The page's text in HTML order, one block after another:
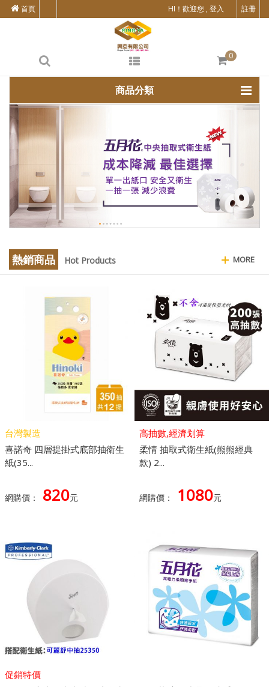
HI！歡迎您 , 登入 註冊
首頁
0
商品分類
熱銷商品 Hot Products MORE
台灣製造
喜諾奇 四層提掛式底部抽衛生
紙(35...
網購價： 820元
高抽數,經濟划算
柔情 抽取式衛生紙(熊熊經典
款) 2...
網購價： 1080元
促銷特價